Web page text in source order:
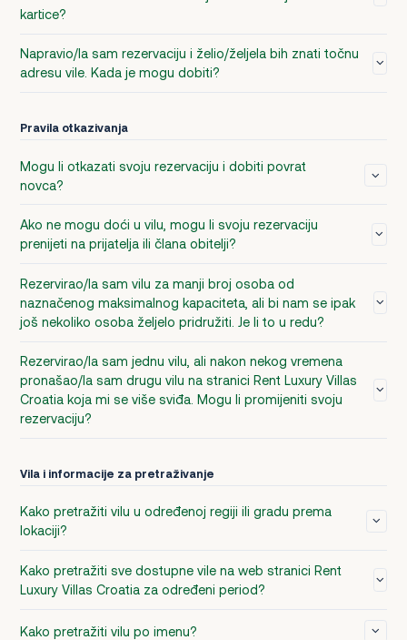
kartice?
Napravio/la sam rezervaciju i želio/željela bih znati točnu
adresu vile. Kada je mogu dobiti?
Pravila otkazivanja
Mogu li otkazati svoju rezervaciju i dobiti povrat
novca?
Ako ne mogu doći u vilu, mogu li svoju rezervaciju
prenijeti na prijatelja ili člana obitelji?
Rezervirao/la sam vilu za manji broj osoba od
naznačenog maksimalnog kapaciteta, ali bi nam se ipak
još nekoliko osoba željelo pridružiti. Je li to u redu?
Rezervirao/la sam jednu vilu, ali nakon nekog vremena
pronašao/la sam drugu vilu na stranici Rent Luxury Villas
Croatia koja mi se više sviđa. Mogu li promijeniti svoju
rezervaciju?
Vila i informacije za pretraživanje
Kako pretražiti vilu u određenoj regiji ili gradu prema
lokaciji?
Kako pretražiti sve dostupne vile na web stranici Rent
Luxury Villas Croatia za određeni period?
Kako pretražiti vilu po imenu?